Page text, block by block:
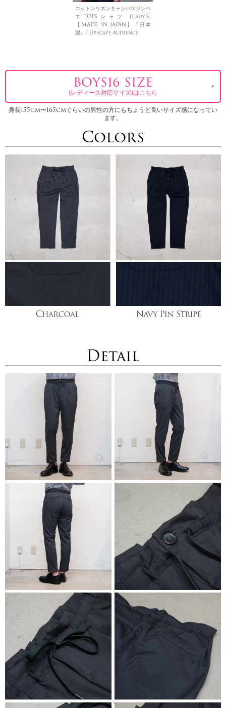
コットンリネンキャンバスジンベ
エTOPSシャツ [Lady's]
【MADE IN JAPAN】『日本
製』/ Upscape Audience
BOYS16 SIZE
(レディース対応サイズ)はこちら
身長155cm〜165cmぐらいの男性の方にもちょうど良いサイズ感になってい
ます。
Colors
Detail